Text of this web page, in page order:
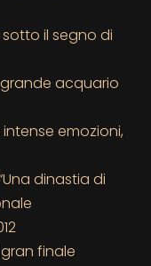
il segno di
grande acquario
emozioni,
dinastia di
finale